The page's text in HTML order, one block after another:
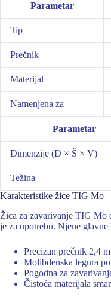
Parametar
Tip
Prečnik
Materijal
Namenjena za
Parametar
Dimenzije (D × Š × V)
Težina
Karakteristike žice TIG Mo
Žica za zavarivanje TIG Mo
je za upotrebu. Njene glavne
Precizan prečnik 2,4
Molibdenska legura
Pogodna za
Čistoća materijala